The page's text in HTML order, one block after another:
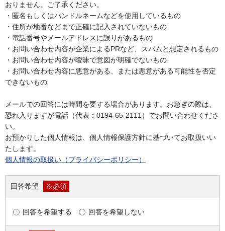
おりません。ご了承ください。
・匿名もしくはハンドルネームなどを使用しているもの
・住所が地番などまで正確に記入されていないもの
・電話番号やメールアドレスに誤りがあるもの
・お問い合わせ内容が企業によるPRなど、スパムと想定されるもの
・お問い合わせ内容が曖昧で意図が明確でないもの
・お問い合わせ内容に悪意がある、または悪意がある可能性を否定
できないもの
メールでの回答には時間を要する場合があります。お急ぎの際は、
恐れ入りますが電話（代表：0194-65-2111）でお問い合わせくださ
い。
お預かりした個人情報は、個人情報保護方針に基づいてお取扱いい
たします。
個人情報の取扱い（プライバシーポリシー）
回答希望 ※必須
回答を希望する 回答を希望しない